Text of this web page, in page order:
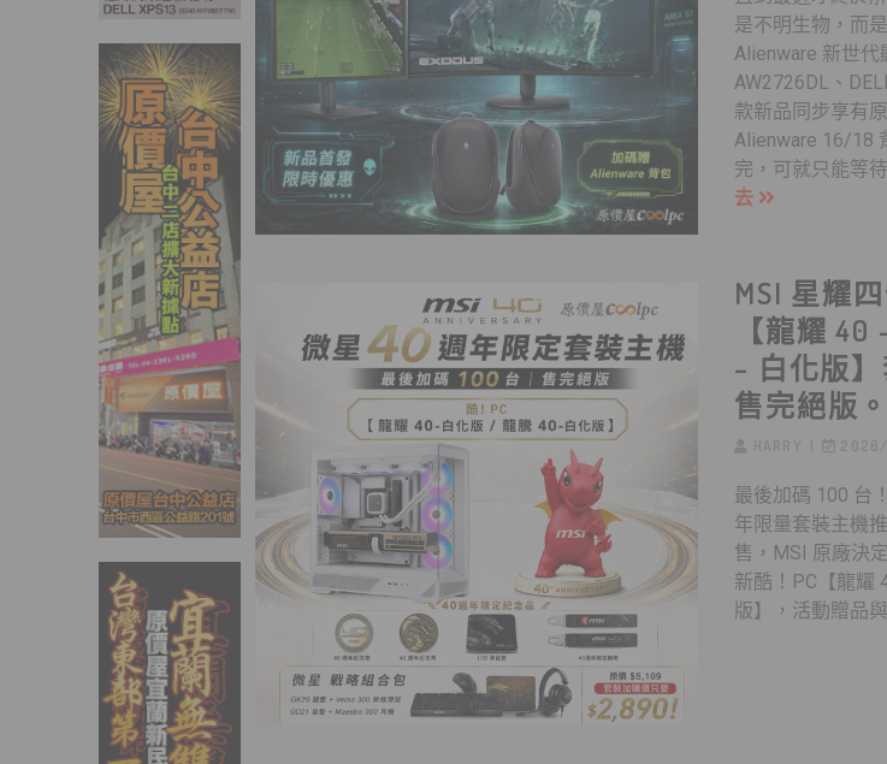
是不明生物，而
Alienware 新世代
AW2726DL、
款新品同步享有
Alienware 16/18
完，可就只能等
去
MSI 星耀
【龍耀
– 白化版
售完絕版。
最後加碼 100 台
年限量套裝主機
售，MSI 原廠決
新酷！PC【龍耀
版】，活動贈品